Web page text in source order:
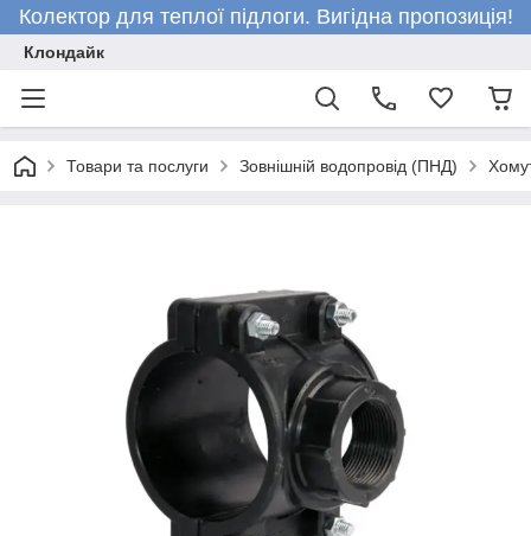
Колектор для теплої підлоги. Вигідна пропозиція!
Клондайк
Товари та послуги Зовнішній водопровід (ПНД)